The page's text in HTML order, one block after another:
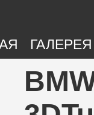
ГАЛЕРЕЯ